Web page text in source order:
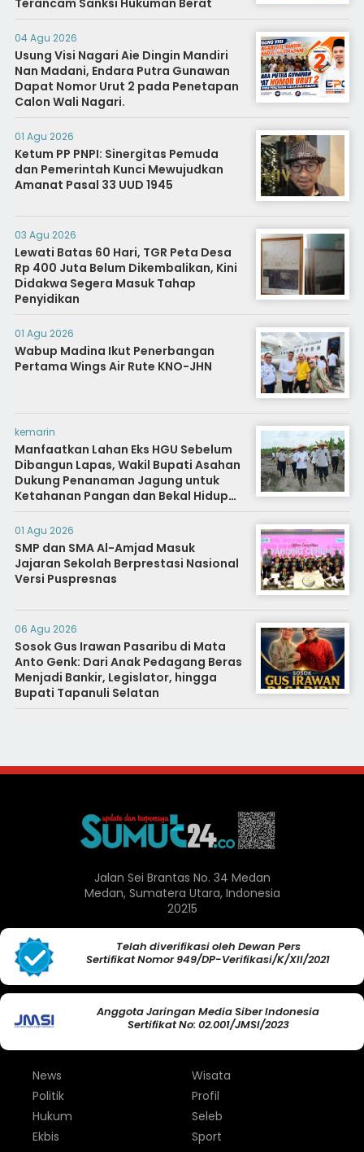
04 Agu 2026
Usung Visi Nagari Aie Dingin Mandiri
Nan Madani, Endara Putra Gunawan
Dapat Nomor Urut 2 pada Penetapan
Calon Wali Nagari.
01 Agu 2026
Ketum PP PNPI: Sinergitas Pemuda
dan Pemerintah Kunci Mewujudkan
Amanat Pasal 33 UUD 1945
03 Agu 2026
Lewati Batas 60 Hari, TGR Peta Desa
Rp 400 Juta Belum Dikembalikan, Kini
Didakwa Segera Masuk Tahap
Penyidikan
01 Agu 2026
Wabup Madina Ikut Penerbangan
Pertama Wings Air Rute KNO-JHN
kemarin
Manfaatkan Lahan Eks HGU Sebelum
Dibangun Lapas, Wakil Bupati Asahan
Dukung Penanaman Jagung untuk
Ketahanan Pangan dan Bekal Hidup
Warga Binaan
01 Agu 2026
SMP dan SMA Al-Amjad Masuk
Jajaran Sekolah Berprestasi Nasional
Versi Puspresnas
06 Agu 2026
Sosok Gus Irawan Pasaribu di Mata
Anto Genk: Dari Anak Pedagang Beras
Menjadi Bankir, Legislator, hingga
Bupati Tapanuli Selatan
Jalan Sei Brantas No. 34 Medan
Medan, Sumatera Utara, Indonesia
20215
Telah diverifikasi oleh Dewan Pers
Sertifikat Nomor 949/DP-Verifikasi/K/XII/2021
Anggota Jaringan Media Siber Indonesia
Sertifikat No: 02.001/JMSI/2023
News
Politik
Hukum
Ekbis
Wisata
Profil
Seleb
Sport